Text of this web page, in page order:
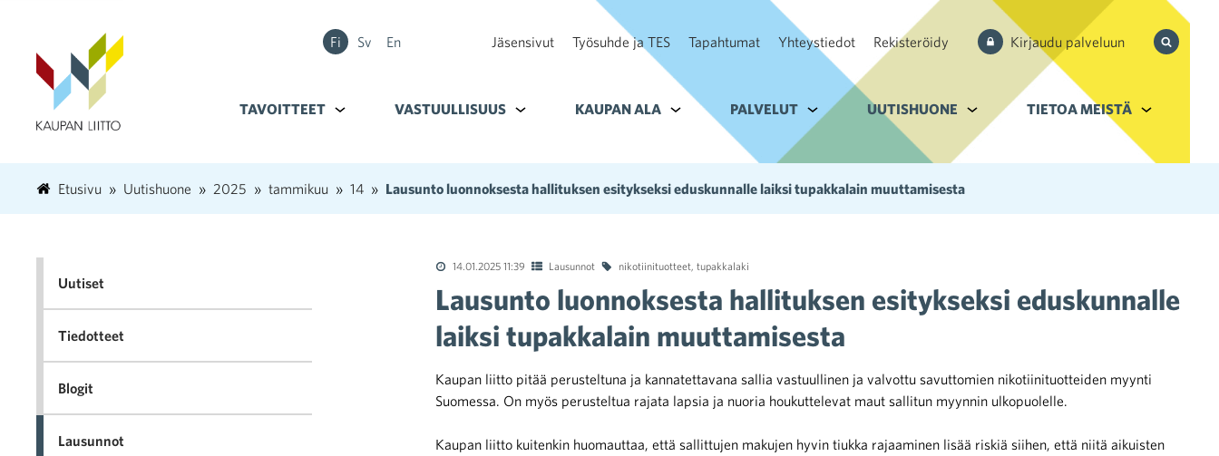
Fi Sv En Jäsensivut Työsuhde ja TES Tapahtumat Yhteystiedot Rekisteröidy Kirjaudu palveluun
Hae
sivustolta
TAVOITTEET Alavalikko kohteelle Tavoitteet
VASTUULLISUUS Alavalikko kohteelle Vastuullisuus
KAUPAN ALA Alavalikko kohteelle Kaupan ala
PALVELUT Alavalikko kohteelle Palvelut
UUTISHUONE Alavalikko kohteelle Uutishuone
TIETOA MEISTÄ Alavalikko
Etusivu Uutishuone 2025 tammikuu 14 Lausunto luonnoksesta hallituksen esitykseksi eduskunnalle laiksi tupakkalain muuttamisesta
14.01.2025 11:39 Lausunnot nikotiinituotteet, tupakkalaki
Lausunto luonnoksesta hallituksen esitykseksi eduskunnalle
laiksi tupakkalain muuttamisesta
Kaupan liitto pitää perusteltuna ja kannatettavana sallia vastuullinen ja valvottu savuttomien nikotiinituotteiden myynti
Suomessa. On myös perusteltua rajata lapsia ja nuoria houkuttelevat maut sallitun myynnin ulkopuolelle.
Kaupan liitto kuitenkin huomauttaa, että sallittujen makujen hyvin tiukka rajaaminen lisää riskiä siihen, että niitä aikuisten
Uutiset
Tiedotteet
Blogit
Lausunnot